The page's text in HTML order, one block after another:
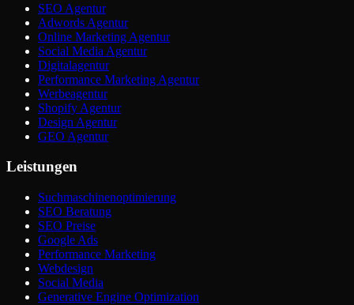
SEO Agentur
Adwords Agentur
Online Marketing Agentur
Social Media Agentur
Digitalagentur
Performance Marketing Agentur
Werbeagentur
Shopify Agentur
Design Agentur
GEO Agentur
Leistungen
Suchmaschinenoptimierung
SEO Beratung
SEO Preise
Google Ads
Performance Marketing
Webdesign
Social Media
Generative Engine Optimization